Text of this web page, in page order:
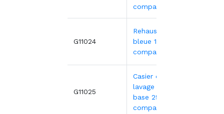
compartiments
G11024
Rehausse
bleue 16
compartiments
G11025
Casier de
lavage gris -
base 25
compartiments